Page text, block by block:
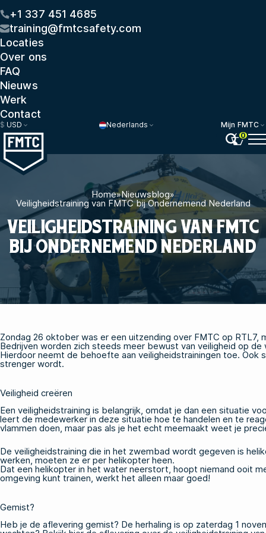
+1 337 451 4685
training@fmtcsafety.com
Locaties
Over ons
FAQ
Nieuws
Werk
Contact
$ USD Nederlands
Mijn FMTC
0
Home»Nieuwsblog»
Veiligheidstraining van FMTC bij Ondernemend Nederland
VEILIGHEIDSTRAINING VAN FMTC
BIJ ONDERNEMEND NEDERLAND
Zondag 26 oktober was er een uitzending over FMTC op RTL7,
Bedrijven worden zich steeds meer bewust van veiligheid op de
Hierdoor neemt de behoefte aan veiligheidstrainingen toe.
strenger wordt.
Veiligheid creëren
Een veiligheidstraining is belangrijk, omdat je dan een situatie
leert de medewerker in deze situatie hoe te handelen en te
vlammen doen, maar pas als je het echt meemaakt weet je
De veiligheidstraining die in het zwembad wordt gegeven is
werken, moeten ze er per helikopter heen.
Dat een helikopter in het water neerstort, hoopt niemand ooit
omgeving kunt trainen, werkt het alleen maar goed!
Gemist?
Heb je de aflevering gemist? De herhaling is op zaterdag 1